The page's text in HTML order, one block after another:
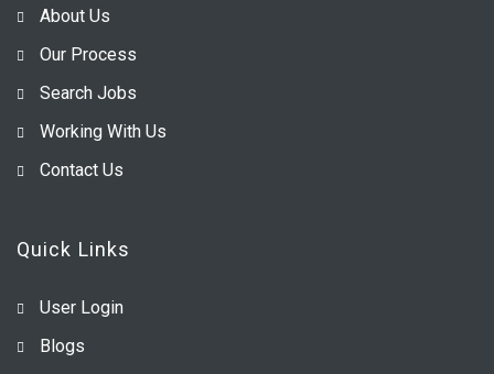
About Us
Our Process
Search Jobs
Working With Us
Contact Us
Quick Links
User Login
Blogs